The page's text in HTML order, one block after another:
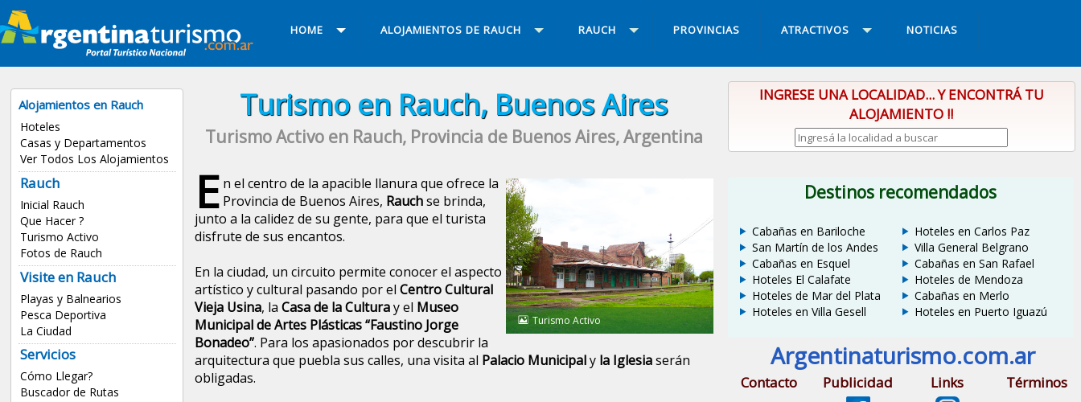
HOME ALOJAMIENTOS DE RAUCH RAUCH PROVINCIAS ATRACTIVOS NOTICIAS
Alojamientos en Rauch
Hoteles
Casas y Departamentos
Ver Todos Los Alojamientos
Rauch
Inicial Rauch
Que Hacer ?
Turismo Activo
Fotos de Rauch
Visite en Rauch
Playas y Balnearios
Pesca Deportiva
La Ciudad
Servicios
Cómo Llegar?
Buscador de Rutas
Turismo en Rauch, Buenos Aires
Turismo Activo en Rauch, Provincia de Buenos Aires, Argentina
Turismo Activo
E n el centro de la apacible llanura que ofrece la
Provincia de Buenos Aires, Rauchse brinda,
junto a la calidez de su gente, para que el turista
disfrute de sus encantos.
En la ciudad, un circuito permite conocer el aspecto
artístico y cultural pasando por el Centro Cultural
Vieja Usina, la Casa de la Culturay el Museo
Municipal de Artes Plásticas “Faustino Jorge
Bonadeo”. Para los apasionados por descubrir la
arquitectura que puebla sus calles, una visita al Palacio Municipaly la Iglesiaserán
obligadas.
INGRESE UNA LOCALIDAD... Y ENCONTRÁ TU
ALOJAMIENTO !!
Destinos recomendados
Cabañas en Bariloche
San Martín de los Andes
Cabañas en Esquel
Hoteles El Calafate
Hoteles de Mar del Plata
Hoteles en Villa Gesell
Hoteles en Carlos Paz
Villa General Belgrano
Cabañas en San Rafael
Hoteles de Mendoza
Cabañas en Merlo
Hoteles en Puerto Iguazú
Argentinaturismo.com.ar
Contacto Publicidad Links Términos